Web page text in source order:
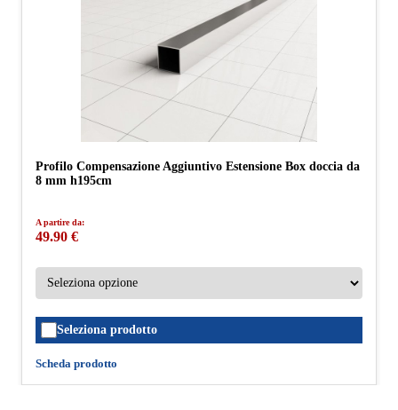
Profilo Compensazione Aggiuntivo Estensione Box doccia da
8 mm h195cm
A partire da:
49.90 €
Seleziona prodotto
Scheda prodotto